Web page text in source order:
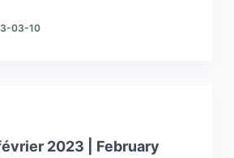
03-10
2023 | February